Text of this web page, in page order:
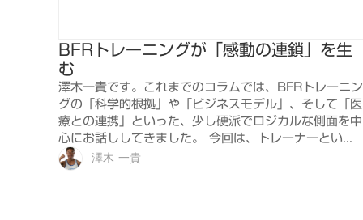
BFRトレーニングが「感動の連鎖」を生
む
澤木一貴です。これまでのコラムでは、BFRトレーニン
グの「科学的根拠」や「ビジネスモデル」、そして「医
療との連携」といった、少し硬派でロジカルな側面を中
心にお話ししてきました。 今回は、トレーナーとい...
澤木 一貴